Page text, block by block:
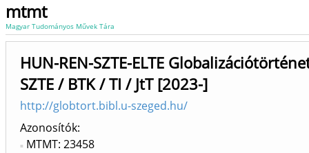
mtmt
Magyar Tudományos Művek Tára
HUN-REN-SZTE-ELTE
SZTE / BTK / TI / JtT [2023-]
http://globtort.bibl.u-szeged.hu/
Azonosítók
MTMT: 23458